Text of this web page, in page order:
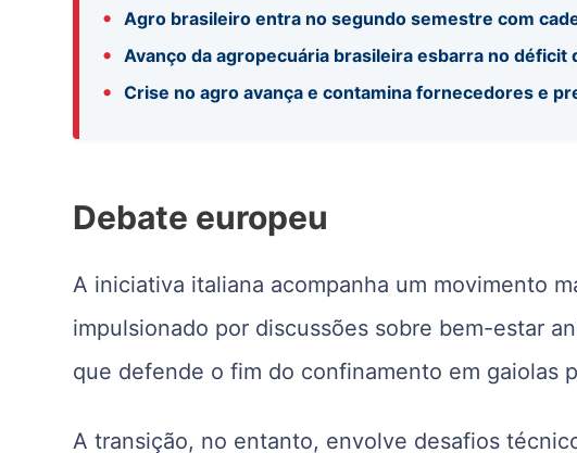
• Agro brasileiro entra no segundo semestre com
• Avanço da agropecuária brasileira esbarra no
• Crise no agro avança e contamina fornecedores e
Debate europeu
A iniciativa italiana acompanha um movimento
impulsionado por discussões sobre bem-estar
que defende o fim do confinamento em gaiolas
A transição, no entanto, envolve desafios